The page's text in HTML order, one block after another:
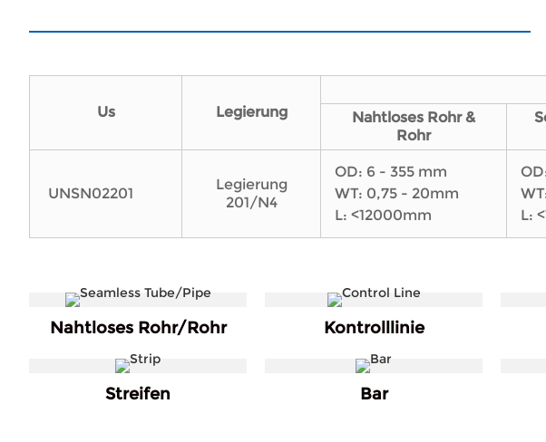
Us Legierung
Nahtloses Rohr &
Rohr
UNSN02201
Legierung
201/N4
OD: 6 - 355 mm
WT: 0,75 - 20mm
L: <12000mm
L:
Nahtloses Rohr/Rohr Kontrolllinie
Streifen Bar